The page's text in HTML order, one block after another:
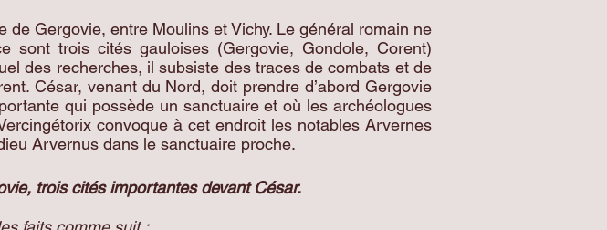
Gergovie, entre Moulins et Vichy. Le général romain ne
sont trois cités gauloises (Gergovie, Gondole, Corent)
des recherches, il subsiste des traces de combats et de
César, venant du Nord, doit prendre d’abord Gergovie
qui possède un sanctuaire et où les archéologues
convoque à cet endroit les notables Arvernes
Arvernus dans le sanctuaire proche.
trois cités importantes devant César.